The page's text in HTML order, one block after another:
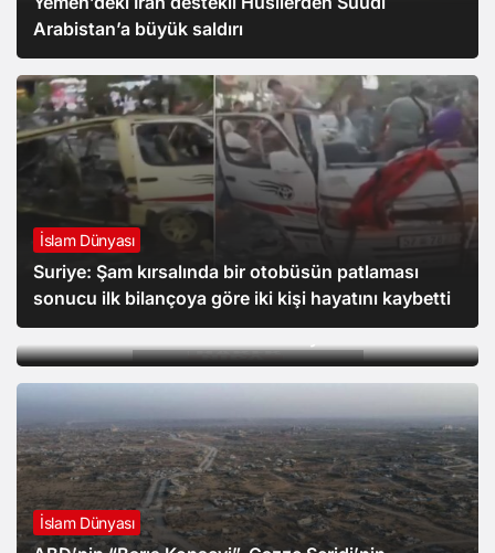
Arabistan’a büyük saldırı
İslam Dünyası
Suriye: Şam kırsalında bir otobüsün patlaması
sonucu ilk bilançoya göre iki kişi hayatını kaybetti
Gündem
İslam Dünyası